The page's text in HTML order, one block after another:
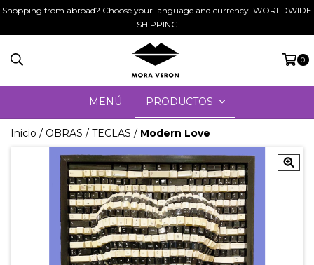
Shopping from abroad? Choose your language and currency. WORLDWIDE
SHIPPING
0
MENÚ PRODUCTOS
Inicio / OBRAS / TECLAS / Modern Love